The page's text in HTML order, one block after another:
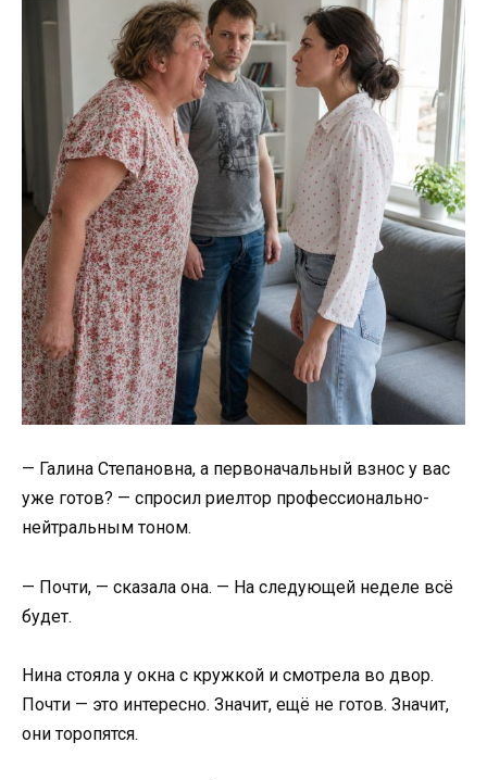
— Галина Степановна, а первоначальный взнос у вас
уже готов? — спросил риелтор профессионально-
нейтральным тоном.
— Почти, — сказала она. — На следующей неделе всё
будет.
Нина стояла у окна с кружкой и смотрела во двор.
Почти — это интересно. Значит, ещё не готов. Значит,
они торопятся.